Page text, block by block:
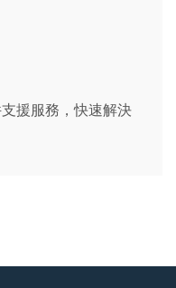
援服務，快速解決